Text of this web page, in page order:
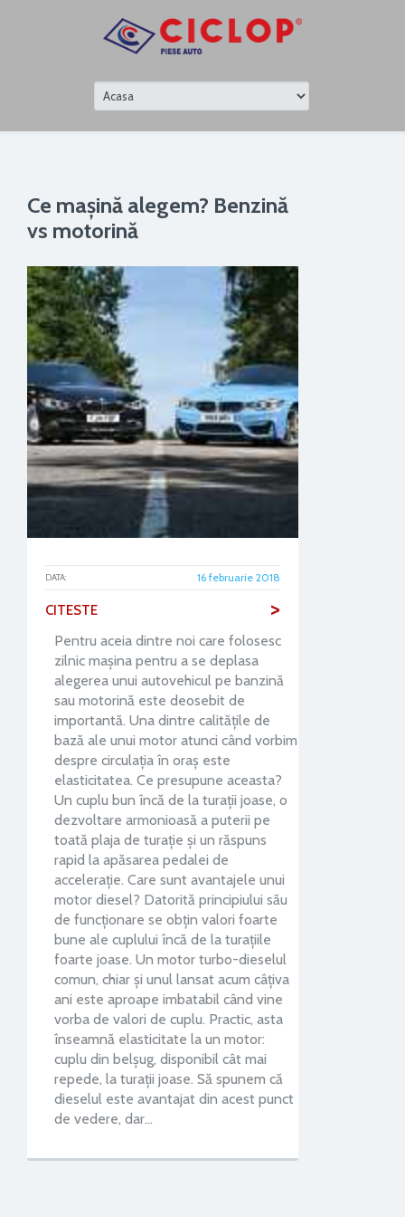
Ce mașină alegem? Benzină
vs motorină
DATA: 16 februarie 2018
CITESTE >
Pentru aceia dintre noi care folosesc
zilnic mașina pentru a se deplasa
alegerea unui autovehicul pe banzină
sau motorină este deosebit de
importantă. Una dintre calitățile de
bază ale unui motor atunci când vorbim
despre circulația în oraș este
elasticitatea. Ce presupune aceasta?
Un cuplu bun încă de la turaţii joase, o
dezvoltare armonioasă a puterii pe
toată plaja de turaţie şi un răspuns
rapid la apăsarea pedalei de
acceleraţie. Care sunt avantajele unui
motor diesel? Datorită principiului său
de funcționare se obțin valori foarte
bune ale cuplului încă de la turațiile
foarte joase. Un motor turbo-dieselul
comun, chiar şi unul lansat acum câţiva
ani este aproape imbatabil când vine
vorba de valori de cuplu. Practic, asta
înseamnă elasticitate la un motor:
cuplu din belşug, disponibil cât mai
repede, la turaţii joase. Să spunem că
dieselul este avantajat din acest punct
de vedere, dar…